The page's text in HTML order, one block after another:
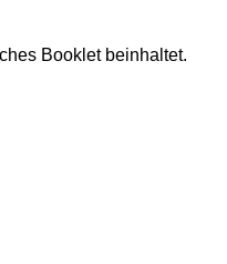
Booklet beinhaltet.